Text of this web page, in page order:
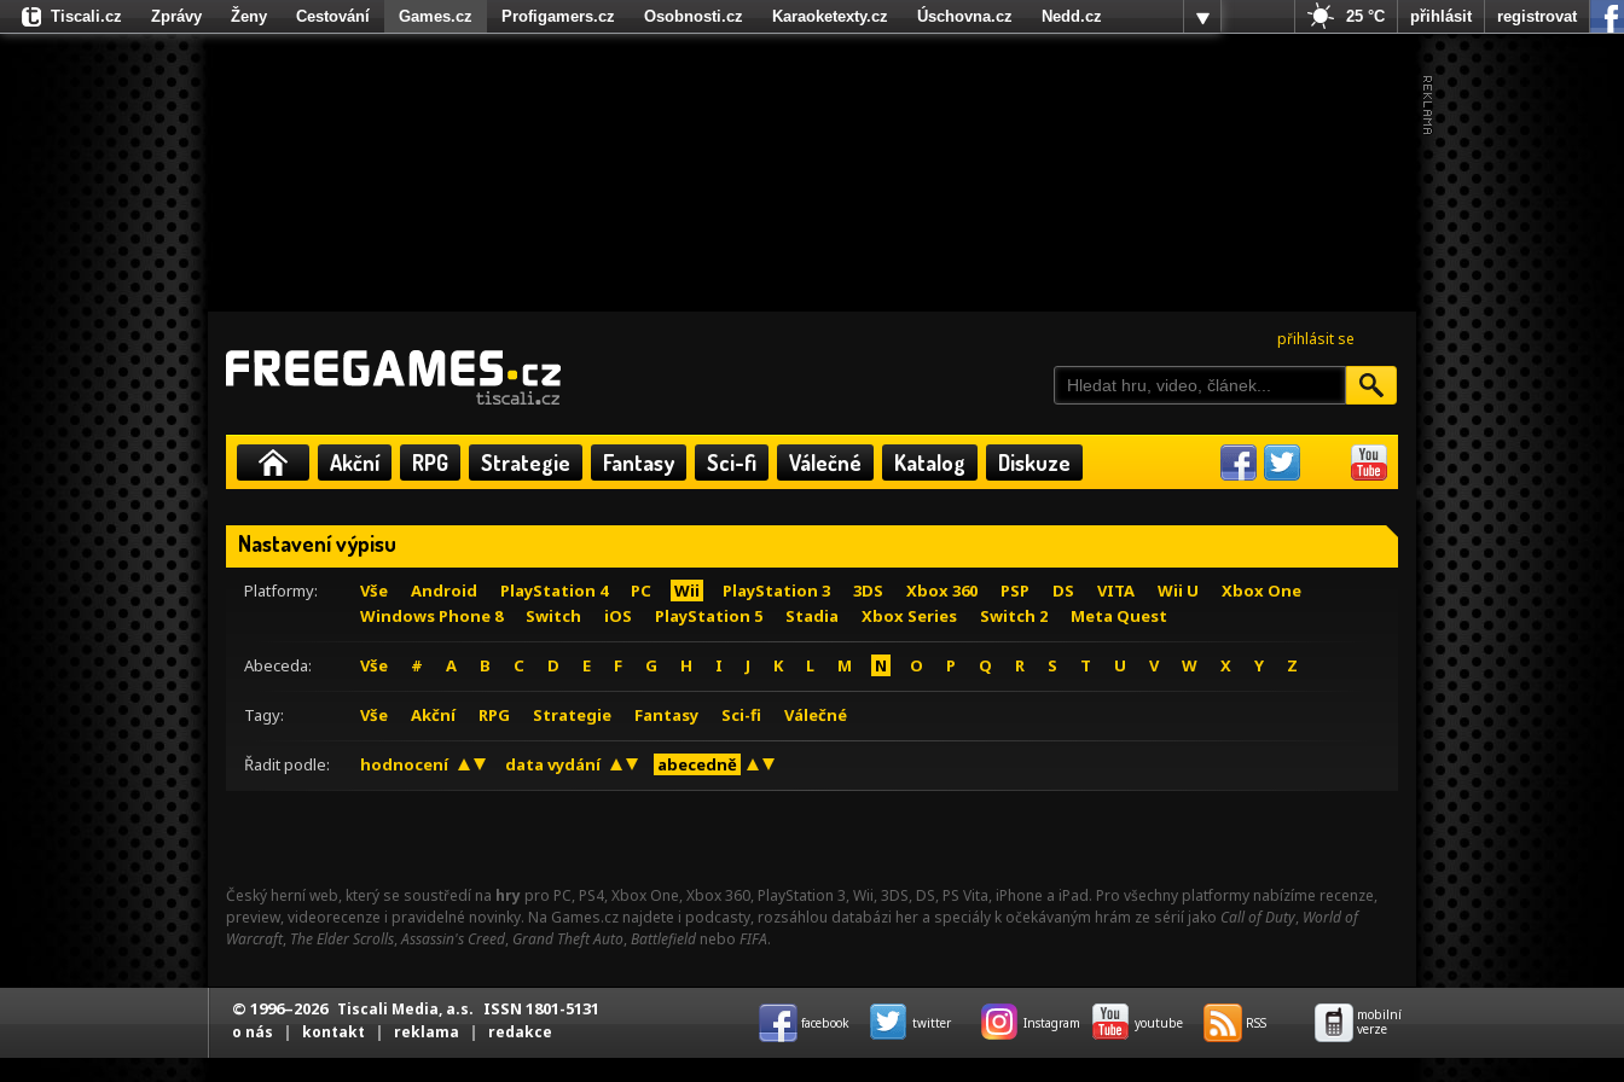
přihlásit se
Akční RPG Strategie Fantasy Sci-fi Válečné Katalog Diskuze
Nastavení výpisu
Platformy: Vše Android PlayStation 4 PC Wii PlayStation 3 3DS Xbox 360 PSP DS VITA Wii U
Xbox One
Windows Phone 8
Switch iOS PlayStation 5 Stadia Xbox Series Switch 2 Meta Quest
Abeceda: Vše # A B C D E F G H I J K L M N O P Q R S T U V W X Y Z
Tagy: Vše Akční RPG Strategie Fantasy Sci-fi Válečné
Řadit podle: hodnocení data vydání abecedně
Český herní web, který se soustředí na hry pro PC, PS4, Xbox One, Xbox 360, PlayStation 3, Wii, 3DS, DS, PS Vita, iPhone a iPad. Pro všechny platformy nabízíme recenze,
preview, videorecenze i pravidelné novinky. Na Games.cz najdete i podcasty, rozsáhlou databázi her a speciály k očekávaným hrám ze sérií jako Call of Duty, World of
Warcraft, The Elder Scrolls,Assassin's Creed, Grand Theft Auto, Battlefield nebo FIFA.
Tiscali.cz Zprávy Ženy Cestování Games.cz Profigamers.cz Osobnosti.cz Karaoketexty.cz Úschovna.cz
Nedd.cz
Fights.cz
25 °C přihlásit registrovat
© 1996–2026 Tiscali Media, a.s. ISSN 1801-5131
o nás | kontakt | reklama | redakce facebook twitter Instagram youtube RSS
mobilní
verze